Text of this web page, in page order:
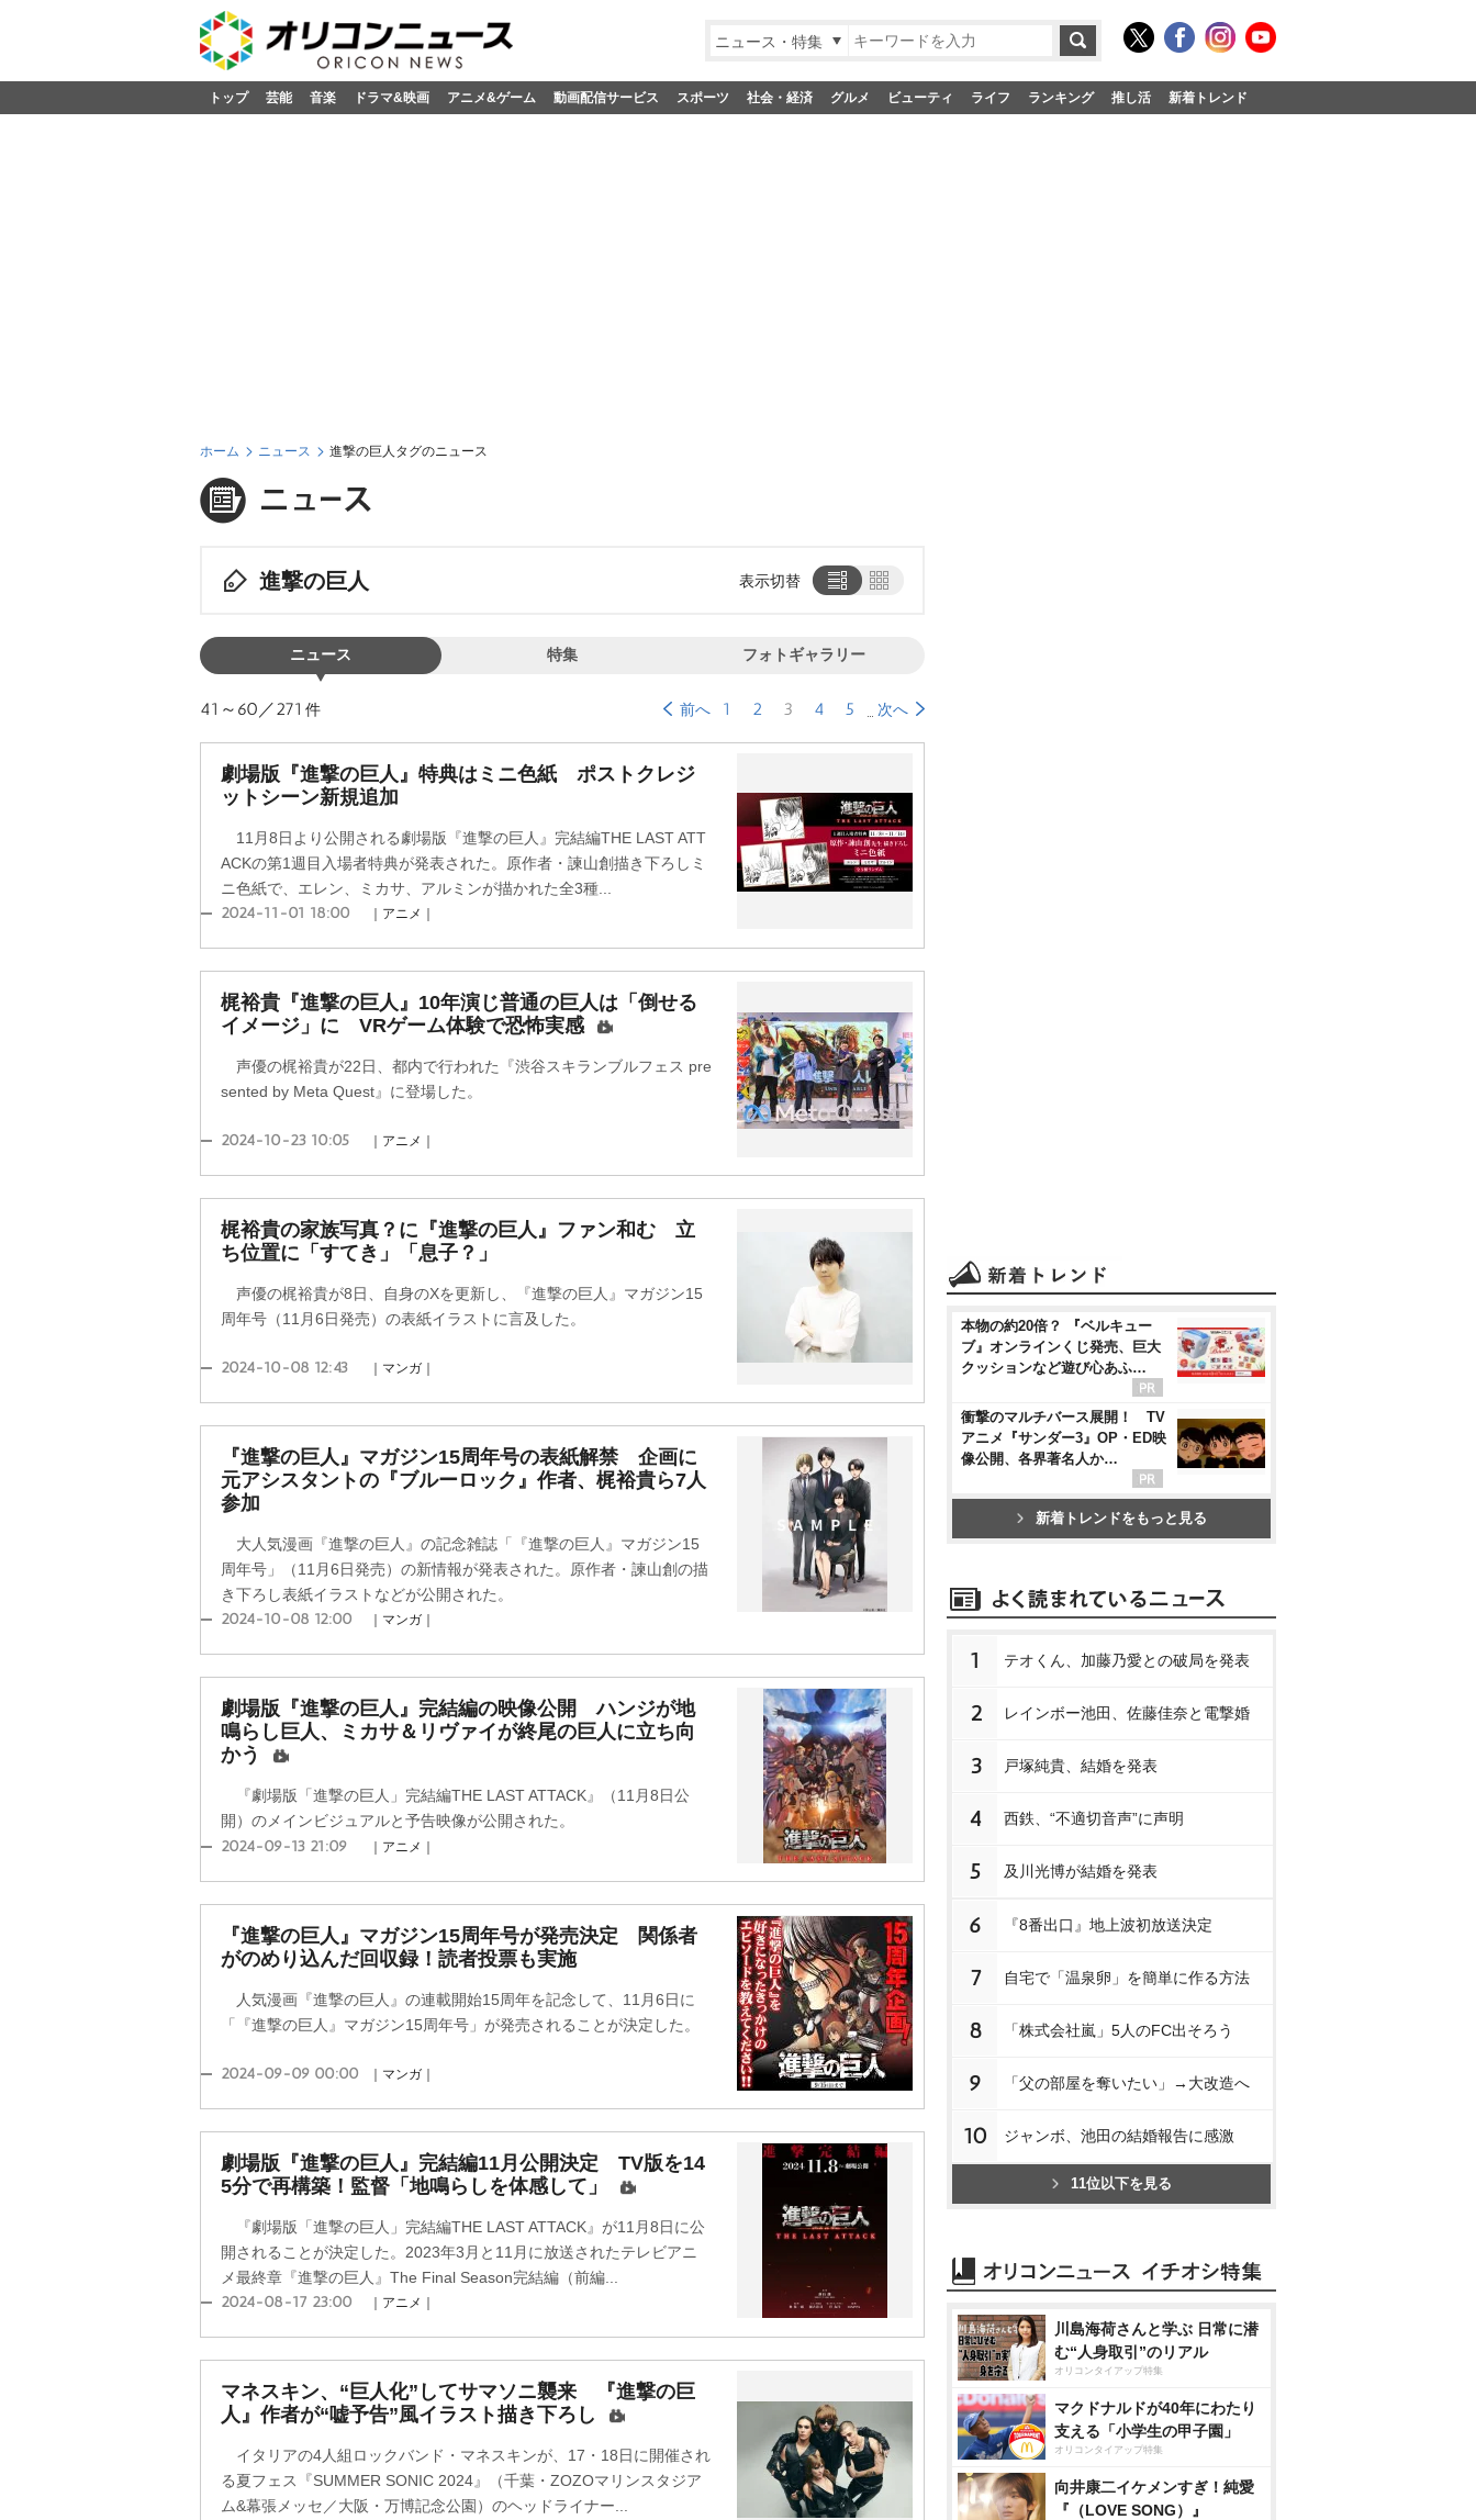
ニュース・特集
トップ 芸能 音楽 ドラマ&映画 アニメ&ゲーム 動画配信サービス スポーツ 社会・経済 グルメ ビューティ ライフ ランキング 推し活 新着トレンド
ホーム ニュース 進撃の巨人タグのニュース
進撃の巨人 表示切替
ニュース 特集 フォトギャラリー
41～60／271 件 前へ 1 2 3 4 5 次へ
劇場版『進撃の巨人』特典はミニ色紙 ポストクレジ
ットシーン新規追加
11月8日より公開される劇場版『進撃の巨人』完結編THE LAST ATT
ACKの第1週目入場者特典が発表された。原作者・諫山創描き下ろしミ
ニ色紙で、エレン、ミカサ、アルミンが描かれた全3種...
2024-11-01 18:00 ｜アニメ｜
梶裕貴『進撃の巨人』10年演じ普通の巨人は「倒せる
イメージ」に VRゲーム体験で恐怖実感
声優の梶裕貴が22日、都内で行われた『渋谷スキランブルフェス pre
sented by Meta Quest』に登場した。
2024-10-23 10:05 ｜アニメ｜
梶裕貴の家族写真？に『進撃の巨人』ファン和む 立
ち位置に「すてき」「息子？」
声優の梶裕貴が8日、自身のXを更新し、『進撃の巨人』マガジン15
周年号（11月6日発売）の表紙イラストに言及した。
2024-10-08 12:43 ｜マンガ｜
『進撃の巨人』マガジン15周年号の表紙解禁 企画に
元アシスタントの『ブルーロック』作者、梶裕貴ら7人
参加
大人気漫画『進撃の巨人』の記念雑誌「『進撃の巨人』マガジン15
周年号」（11月6日発売）の新情報が発表された。原作者・諫山創の描
き下ろし表紙イラストなどが公開された。
2024-10-08 12:00 ｜マンガ｜
劇場版『進撃の巨人』完結編の映像公開 ハンジが地
鳴らし巨人、ミカサ＆リヴァイが終尾の巨人に立ち向
かう
『劇場版「進撃の巨人」完結編THE LAST ATTACK』（11月8日公
開）のメインビジュアルと予告映像が公開された。
2024-09-13 21:09 ｜アニメ｜
『進撃の巨人』マガジン15周年号が発売決定 関係者
がのめり込んだ回収録！読者投票も実施
人気漫画『進撃の巨人』の連載開始15周年を記念して、11月6日に
「『進撃の巨人』マガジン15周年号」が発売されることが決定した。
2024-09-09 00:00 ｜マンガ｜
劇場版『進撃の巨人』完結編11月公開決定 TV版を14
5分で再構築！監督「地鳴らしを体感して」
『劇場版「進撃の巨人」完結編THE LAST ATTACK』が11月8日に公
開されることが決定した。2023年3月と11月に放送されたテレビアニ
メ最終章『進撃の巨人』The Final Season完結編（前編...
2024-08-17 23:00 ｜アニメ｜
マネスキン、“巨人化”してサマソニ襲来 『進撃の巨
人』作者が“嘘予告”風イラスト描き下ろし
イタリアの4人組ロックバンド・マネスキンが、17・18日に開催され
る夏フェス『SUMMER SONIC 2024』（千葉・ZOZOマリンスタジア
ム&幕張メッセ／大阪・万博記念公園）のヘッドライナー...
本物の約20倍？ 『ベルキュー
ブ』オンラインくじ発売、巨大
クッションなど遊び心あふ…
衝撃のマルチバース展開！ TV
アニメ『サンダー3』OP・ED映
像公開、各界著名人か…
新着トレンドをもっと見る
1 テオくん、加藤乃愛との破局を発表
2 レインボー池田、佐藤佳奈と電撃婚
3 戸塚純貴、結婚を発表
4 西鉄、“不適切音声”に声明
5 及川光博が結婚を発表
6 『8番出口』地上波初放送決定
7 自宅で「温泉卵」を簡単に作る方法
8 「株式会社嵐」5人のFC出そろう
9 「父の部屋を奪いたい」→大改造へ
10 ジャンボ、池田の結婚報告に感激
11位以下を見る
川島海荷さんと学ぶ 日常に潜
む“人身取引”のリアル
オリコンタイアップ特集
マクドナルドが40年にわたり
支える「小学生の甲子園」
オリコンタイアップ特集
向井康二イケメンすぎ！純愛
『（LOVE SONG）』